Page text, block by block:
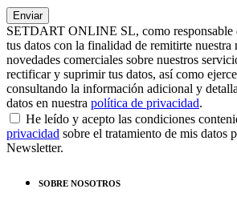
SETDART ONLINE SL, como responsable
tus datos con la finalidad de remitirte nuestra
novedades comerciales sobre nuestros
rectificar y suprimir tus datos, así como
consultando la información adicional y
datos en nuestra política de privacidad.
He leído y acepto las condiciones
privacidad sobre el tratamiento de mis datos
Newsletter.
SOBRE NOSOTROS